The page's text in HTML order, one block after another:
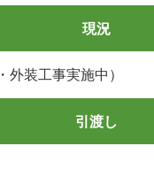
現況
外装工事実施中）
引渡し